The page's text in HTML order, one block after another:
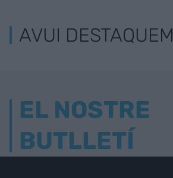
AVUI DESTAQUEM
EL NOSTRE
BUTLLETÍ